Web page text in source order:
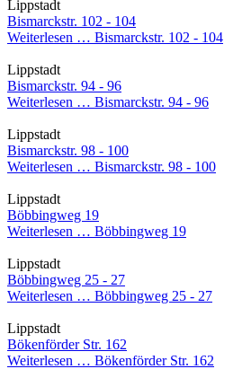
Lippstadt
Bismarckstr. 102 - 104
Weiterlesen … Bismarckstr. 102 - 104
Lippstadt
Bismarckstr. 94 - 96
Weiterlesen … Bismarckstr. 94 - 96
Lippstadt
Bismarckstr. 98 - 100
Weiterlesen … Bismarckstr. 98 - 100
Lippstadt
Böbbingweg 19
Weiterlesen … Böbbingweg 19
Lippstadt
Böbbingweg 25 - 27
Weiterlesen … Böbbingweg 25 - 27
Lippstadt
Bökenförder Str. 162
Weiterlesen … Bökenförder Str. 162